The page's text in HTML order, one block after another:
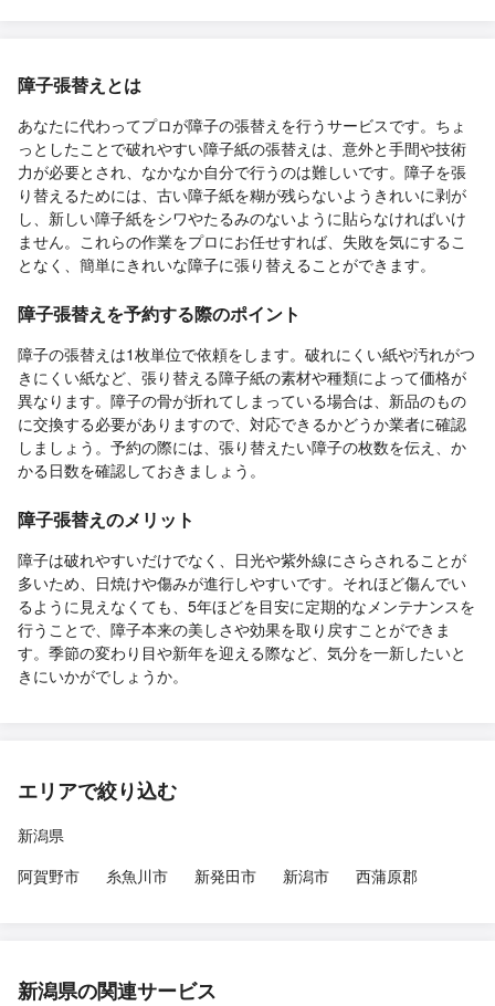
障子張替えとは
あなたに代わってプロが障子の張替えを行うサービスです。ちょ
っとしたことで破れやすい障子紙の張替えは、意外と手間や技術
力が必要とされ、なかなか自分で行うのは難しいです。障子を張
り替えるためには、古い障子紙を糊が残らないようきれいに剥が
し、新しい障子紙をシワやたるみのないように貼らなければいけ
ません。これらの作業をプロにお任せすれば、失敗を気にするこ
となく、簡単にきれいな障子に張り替えることができます。
障子張替えを予約する際のポイント
障子の張替えは1枚単位で依頼をします。破れにくい紙や汚れがつ
きにくい紙など、張り替える障子紙の素材や種類によって価格が
異なります。障子の骨が折れてしまっている場合は、新品のもの
に交換する必要がありますので、対応できるかどうか業者に確認
しましょう。予約の際には、張り替えたい障子の枚数を伝え、か
かる日数を確認しておきましょう。
障子張替えのメリット
障子は破れやすいだけでなく、日光や紫外線にさらされることが
多いため、日焼けや傷みが進行しやすいです。それほど傷んでい
るように見えなくても、5年ほどを目安に定期的なメンテナンスを
行うことで、障子本来の美しさや効果を取り戻すことができま
す。季節の変わり目や新年を迎える際など、気分を一新したいと
きにいかがでしょうか。
エリアで絞り込む
新潟県
阿賀野市
糸魚川市 新発田市 新潟市 西蒲原郡
新潟県の関連サービス